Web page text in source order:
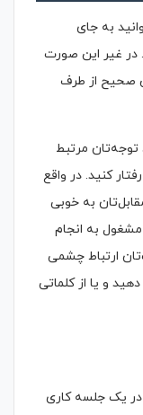
به جای
غیر این صورت
صحیح از طرف
مرتبط
کنید. در واقع
به خوبی
به انجام
ارتباط چشمی
و یا از کلماتی
یک جلسه کاری